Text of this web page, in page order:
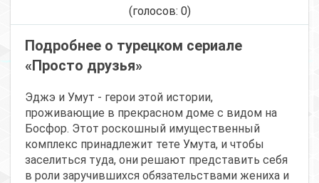
(голосов: 0)
Подробнее о турецком сериале
«Просто друзья»
Эджэ и Умут - герои этой истории,
проживающие в прекрасном доме с видом на
Босфор. Этот роскошный имущественный
комплекс принадлежит тете Умута, и чтобы
заселиться туда, они решают представить себя
в роли заручившихся обязательствами жениха и